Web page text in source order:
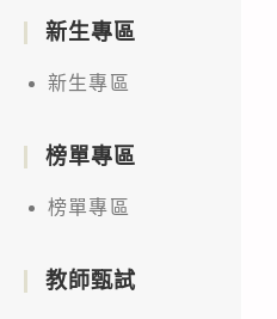
新生專區
新生專區
榜單專區
榜單專區
教師甄試